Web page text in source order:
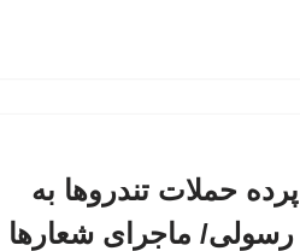
حملات تندروها به
ماجرای شعارها